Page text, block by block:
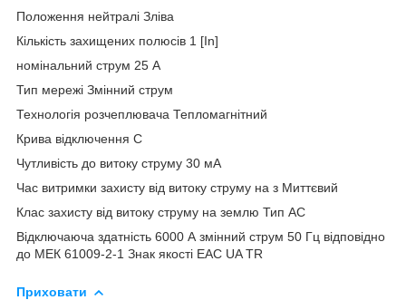
Положення нейтралі Зліва
Кількість захищених полюсів 1 [In]
номінальний струм 25 А
Тип мережі Змінний струм
Технологія розчеплювача Тепломагнітний
Крива відключення C
Чутливість до витоку струму 30 мА
Час витримки захисту від витоку струму на з Миттєвий
Клас захисту від витоку струму на землю Тип АС
Відключаюча здатність 6000 А змінний струм 50 Гц відповідно
до МЕК 61009-2-1 Знак якості EAC UA TR
Приховати